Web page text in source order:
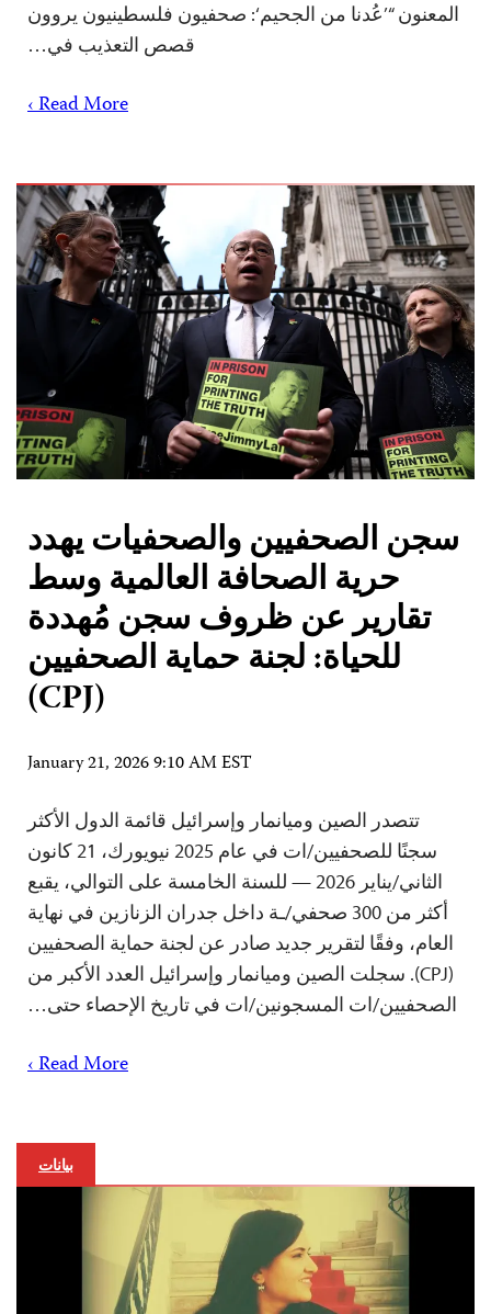
المعنون “’عُدنا من الجحيم‘: صحفيون فلسطينيون يروون
قصص التعذيب في…
Read More ›
سجن الصحفيين والصحفيات يهدد
حرية الصحافة العالمية وسط
تقارير عن ظروف سجن مُهددة
للحياة: لجنة حماية الصحفيين
(CPJ)
January 21, 2026 9:10 AM EST
تتصدر الصين وميانمار وإسرائيل قائمة الدول الأكثر
سجنًا للصحفيين/ات في عام 2025 نيويورك، 21 كانون
الثاني/يناير 2026 — للسنة الخامسة على التوالي، يقبع
أكثر من 300 صحفي/ـة داخل جدران الزنازين في نهاية
العام، وفقًا لتقرير جديد صادر عن لجنة حماية الصحفيين
(CPJ). سجلت الصين وميانمار وإسرائيل العدد الأكبر من
الصحفيين/ات المسجونين/ات في تاريخ الإحصاء حتى…
Read More ›
بيانات